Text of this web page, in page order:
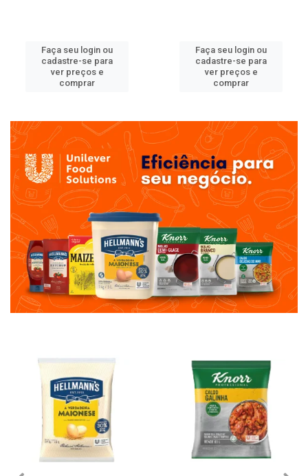
Faça seu login ou
cadastre-se para
ver preços e
comprar
Faça seu login ou
cadastre-se para
ver preços e
comprar